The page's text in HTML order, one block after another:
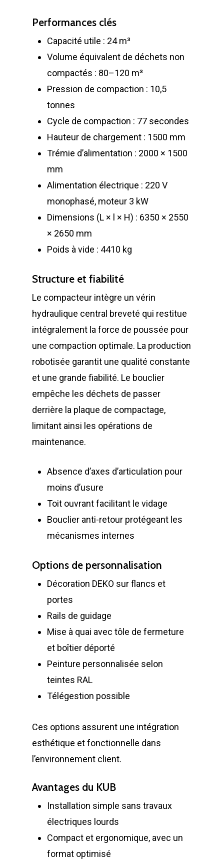
Performances clés
Capacité utile : 24 m³
Volume équivalent de déchets non
compactés : 80–120 m³
Pression de compaction : 10,5
tonnes
Cycle de compaction : 77 secondes
Hauteur de chargement : 1500 mm
Trémie d’alimentation : 2000 × 1500
mm
Alimentation électrique : 220 V
monophasé, moteur 3 kW
Dimensions (L × l × H) : 6350 × 2550
× 2650 mm
Poids à vide : 4410 kg
Structure et fiabilité
Le compacteur intègre un vérin
hydraulique central breveté qui restitue
intégralement la force de poussée pour
une compaction optimale. La production
robotisée garantit une qualité constante
et une grande fiabilité. Le bouclier
empêche les déchets de passer
derrière la plaque de compactage,
limitant ainsi les opérations de
maintenance.
Absence d’axes d’articulation pour
moins d’usure
Toit ouvrant facilitant le vidage
Bouclier anti-retour protégeant les
mécanismes internes
Options de personnalisation
Décoration DEKO sur flancs et
portes
Rails de guidage
Mise à quai avec tôle de fermeture
et boîtier déporté
Peinture personnalisée selon
teintes RAL
Télégestion possible
Ces options assurent une intégration
esthétique et fonctionnelle dans
l’environnement client.
Avantages du KUB
Installation simple sans travaux
électriques lourds
Compact et ergonomique, avec un
format optimisé
LA SOCIÉTÉ
Nos infrastructures
Postes Fixes
Bennes ampliroll
CONTACT